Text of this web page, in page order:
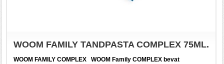
WOOM FAMILY TANDPASTA COMPLEX 75ML.
WOOM FAMILY COMPLEX WOOM Family COMPLEX bevat